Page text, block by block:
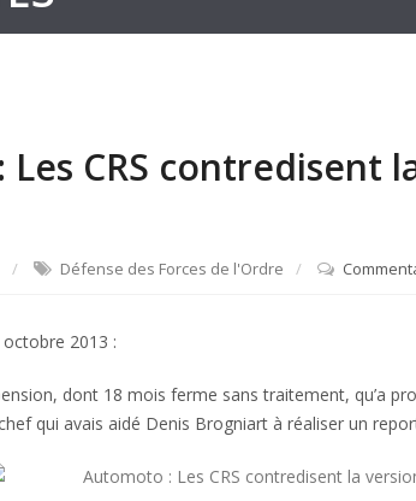
CRS contredisent
Défense des Forces de l'Ordre
2013 :
dont 18 mois ferme sans traitement, qu’a
chef qui avais aidé Denis Brogniart à réaliser un